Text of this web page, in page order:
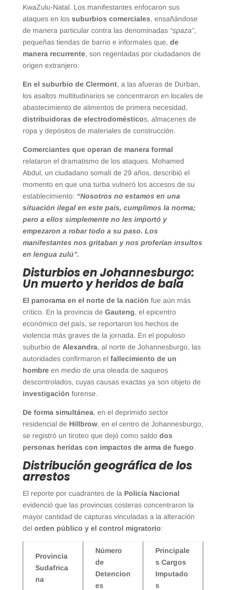
KwaZulu-Natal. Los manifestantes enfocaron sus
ataques en los suburbios comerciales, ensañándose
de manera particular contra las denominadas “spaza”,
pequeñas tiendas de barrio e informales que, de
manera recurrente, son regentadas por ciudadanos de
origen extranjero.
En el suburbio de Clermont, a las afueras de Durban,
los asaltos multitudinarios se concentraron en locales de
abastecimiento de alimentos de primera necesidad,
distribuidoras de electrodomésticos, almacenes de
ropa y depósitos de materiales de construcción.
Comerciantes que operan de manera formal
relataron el dramatismo de los ataques. Mohamed
Abdul, un ciudadano somalí de 29 años, describió el
momento en que una turba vulneró los accesos de su
establecimiento: “Nosotros no estamos en una
situación ilegal en este país, cumplimos la norma;
pero a ellos simplemente no les importó y
empezaron a robar todo a su paso. Los
manifestantes nos gritaban y nos proferían insultos
en lengua zulú”.
Disturbios en Johannesburgo:
Un muerto y heridos de bala
El panorama en el norte de la nación fue aún más
crítico. En la provincia de Gauteng, el epicentro
económico del país, se reportaron los hechos de
violencia más graves de la jornada. En el populoso
suburbio de Alexandra, al norte de Johannesburgo, las
autoridades confirmaron el fallecimiento de un
hombreen medio de una oleada de saqueos
descontrolados, cuyas causas exactas ya son objeto de
investigación forense.
De forma simultánea, en el deprimido sector
residencial de Hillbrow, en el centro de Johannesburgo,
se registró un tiroteo que dejó como saldo dos
personas heridas con impactos de arma de fuego.
Distribución geográfica de los
arrestos
El reporte por cuadrantes de la Policía Nacional
evidenció que las provincias costeras concentraron la
mayor cantidad de capturas vinculadas a la alteración
del orden público y el control migratorio:
Provincia
Sudafrica
na
Número
de
Detencion
es
Principale
s Cargos
Imputado
s